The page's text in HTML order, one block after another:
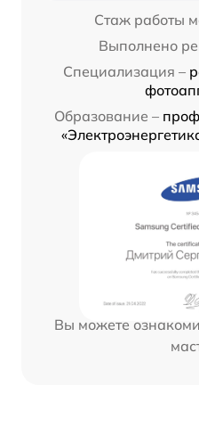
Стаж работы
Выполнено
Специализация –
Образование –
Вы можете